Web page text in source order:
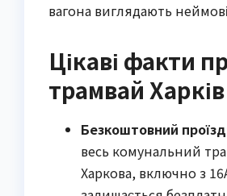
вагона виглядають
Цікаві факти
трамвай Харків
Безкоштовний проїзд
весь комунальний
Харкова, включно з